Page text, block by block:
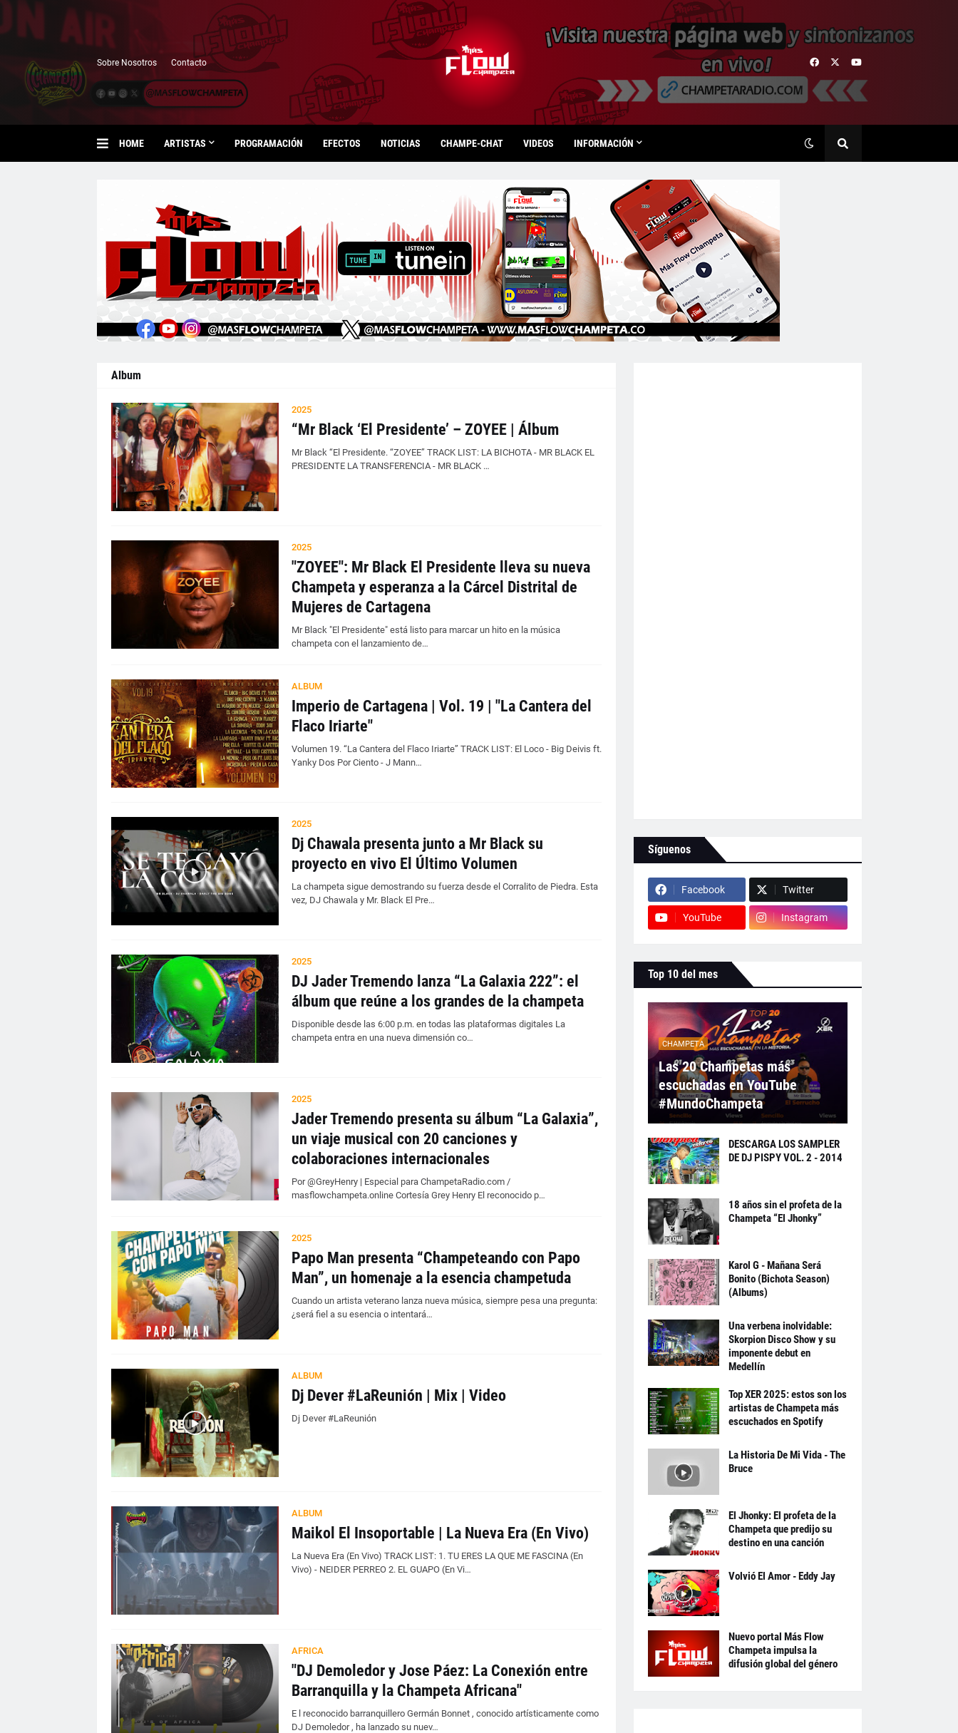
Sobre Nosotros Contacto
HOME ARTISTAS PROGRAMACIÓN EFECTOS NOTICIAS CHAMPE-CHAT VIDEOS INFORMACIÓN
Album
2025
“Mr Black ‘El Presidente’ – ZOYEE | Álbum
Mr Black “El Presidente. “ZOYEE” TRACK LIST: LA BICHOTA - MR BLACK EL
PRESIDENTE LA TRANSFERENCIA - MR BLACK …
2025
"ZOYEE": Mr Black El Presidente lleva su nueva
Champeta y esperanza a la Cárcel Distrital de
Mujeres de Cartagena
Mr Black "El Presidente" está listo para marcar un hito en la música
champeta con el lanzamiento de…
ALBUM
Imperio de Cartagena | Vol. 19 | "La Cantera del
Flaco Iriarte"
Volumen 19. “La Cantera del Flaco Iriarte” TRACK LIST: El Loco - Big Deivis ft.
Yanky Dos Por Ciento - J Mann…
2025
Dj Chawala presenta junto a Mr Black su
proyecto en vivo El Último Volumen
La champeta sigue demostrando su fuerza desde el Corralito de Piedra. Esta
vez, DJ Chawala y Mr. Black El Pre…
2025
DJ Jader Tremendo lanza “La Galaxia 222”: el
álbum que reúne a los grandes de la champeta
Disponible desde las 6:00 p.m. en todas las plataformas digitales La
champeta entra en una nueva dimensión co…
2025
Jader Tremendo presenta su álbum “La Galaxia”,
un viaje musical con 20 canciones y
colaboraciones internacionales
Por @GreyHenry | Especial para ChampetaRadio.com /
masflowchampeta.online Cortesía Grey Henry El reconocido p…
2025
Papo Man presenta “Champeteando con Papo
Man”, un homenaje a la esencia champetuda
Cuando un artista veterano lanza nueva música, siempre pesa una pregunta:
¿será fiel a su esencia o intentará…
ALBUM
Dj Dever #LaReunión | Mix | Video
Dj Dever #LaReunión
ALBUM
Maikol El Insoportable | La Nueva Era (En Vivo)
La Nueva Era (En Vivo) TRACK LIST: 1. TU ERES LA QUE ME FASCINA (En
Vivo) - NEIDER PERREO 2. EL GUAPO (En Vi…
AFRICA
"DJ Demoledor y Jose Páez: La Conexión entre
Barranquilla y la Champeta Africana"
E l reconocido barranquillero Germán Bonnet , conocido artísticamente como
DJ Demoledor , ha lanzado su nuev…
Síguenos
Facebook Twitter
YouTube Instagram
Top 10 del mes
CHAMPETA
Las 20 Champetas más
escuchadas en YouTube
#MundoChampeta
DESCARGA LOS SAMPLER
DE DJ PISPY VOL. 2 - 2014
18 años sin el profeta de la
Champeta “El Jhonky”
Karol G - Mañana Será
Bonito (Bichota Season)
(Albums)
Una verbena inolvidable:
Skorpion Disco Show y su
imponente debut en
Medellín
Top XER 2025: estos son los
artistas de Champeta más
escuchados en Spotify
La Historia De Mi Vida - The
Bruce
El Jhonky: El profeta de la
Champeta que predijo su
destino en una canción
Volvió El Amor - Eddy Jay
Nuevo portal Más Flow
Champeta impulsa la
difusión global del género